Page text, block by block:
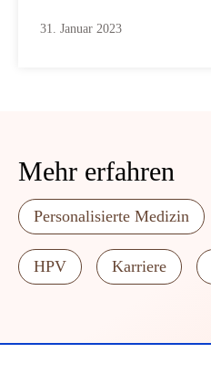
31. Januar 2023
Mehr erfahren
Personalisierte Medizin
HPV Karriere